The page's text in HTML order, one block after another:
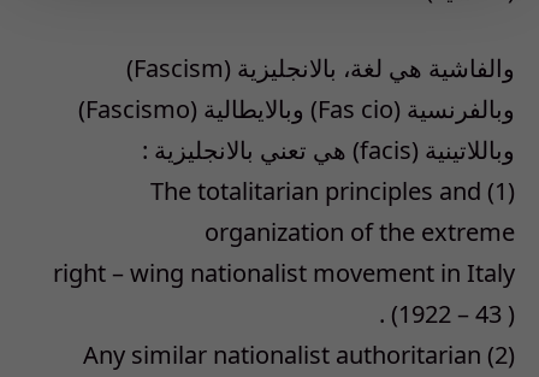
والفاشية هي لغة، بالانجليزية (Fascism)
وبالفرنسية (Fas cio) وبالايطالية (Fascismo)
وباللاتينية (facis) هي تعني بالانجليزية :
(1) The totalitarian principles and
organization of the extreme
right – wing nationalist movement in Italy
(1922 – 43 ) .
(2) Any similar nationalist authoritarian